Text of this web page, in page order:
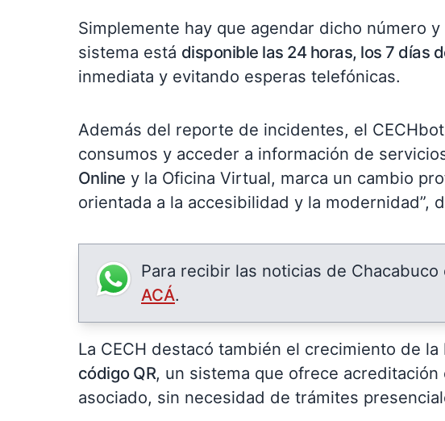
Simplemente hay que agendar dicho número
sistema está disponible las 24 horas, los 7 días
inmediata y evitando esperas telefónicas.
Además del reporte de incidentes, el
consumos y acceder a información de
Online y la Oficina Virtual, marca un cambio
orientada a la accesibilidad y la modernidad”,
Para recibir las noticias de
ACÁ.
La CECH destacó también el crecimiento de la
código QR, un sistema que ofrece
asociado, sin necesidad de trámites